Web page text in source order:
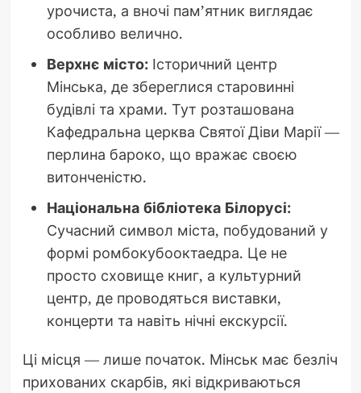
урочиста, а вночі пам’ятник виглядає
особливо велично.
Верхнє місто:Історичний центр
Мінська, де збереглися старовинні
будівлі та храми. Тут розташована
Кафедральна церква Святої Діви Марії —
перлина бароко, що вражає своєю
витонченістю.
Національна бібліотека Білорусі:
Сучасний символ міста, побудований у
формі ромбокубооктаедра. Це не
просто сховище книг, а культурний
центр, де проводяться виставки,
концерти та навіть нічні екскурсії.
Ці місця — лише початок. Мінськ має безліч
прихованих скарбів, які відкриваються